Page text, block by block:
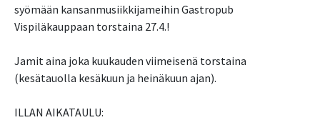
syömään kansanmusiikkijameihin Gastropub
Vispiläkauppaan torstaina 27.4.!
Jamit aina joka kuukauden viimeisenä torstaina
(kesätauolla kesäkuun ja heinäkuun ajan).
ILLAN AIKATAULU: